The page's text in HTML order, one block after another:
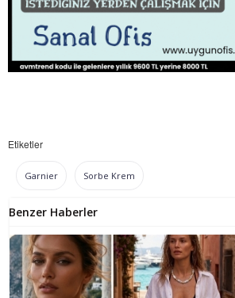
Etiketler
Garnier Sorbe Krem
Benzer Haberler